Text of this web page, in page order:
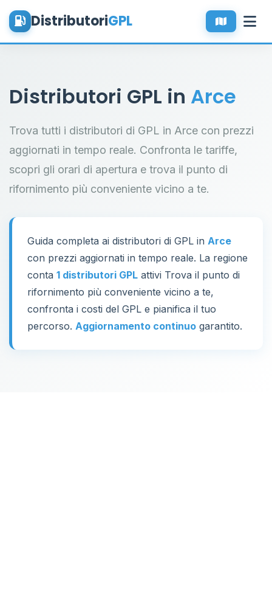
DistributoriGPL
Distributori GPL in Arce
Trova tutti i distributori di GPL in Arce con prezzi
aggiornati in tempo reale. Confronta le tariffe,
scopri gli orari di apertura e trova il punto di
rifornimento più conveniente vicino a te.
Guida completa ai distributori di GPL in Arce
con prezzi aggiornati in tempo reale. La regione
conta 1 distributori GPL attivi Trova il punto di
rifornimento più conveniente vicino a te,
confronta i costi del GPL e pianifica il tuo
percorso. Aggiornamento continuo garantito.